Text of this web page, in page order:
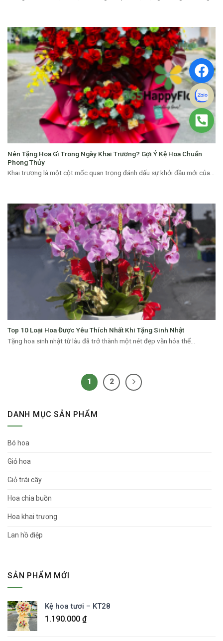
Nên Tặng Hoa Gì Trong Ngày Khai Trương? Gợi Ý Kệ Hoa Chuẩn
Phong Thủy
Khai trương là một cột mốc quan trọng đánh dấu sự khởi đầu mới của...
Top 10 Loại Hoa Được Yêu Thích Nhất Khi Tặng Sinh Nhật
Tặng hoa sinh nhật từ lâu đã trở thành một nét đẹp văn hóa thể...
1 2
DANH MỤC SẢN PHẨM
Bó hoa
Giỏ hoa
Giỏ trái cây
Hoa chia buồn
Hoa khai trương
Lan hồ điệp
SẢN PHẨM MỚI
Kệ hoa tươi – KT28
1.190.000 ₫